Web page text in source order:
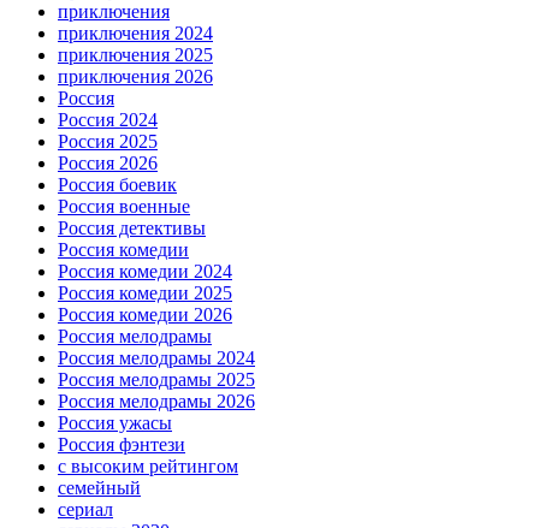
приключения
приключения 2024
приключения 2025
приключения 2026
Россия
Россия 2024
Россия 2025
Россия 2026
Россия боевик
Россия военные
Россия детективы
Россия комедии
Россия комедии 2024
Россия комедии 2025
Россия комедии 2026
Россия мелодрамы
Россия мелодрамы 2024
Россия мелодрамы 2025
Россия мелодрамы 2026
Россия ужасы
Россия фэнтези
с высоким рейтингом
семейный
сериал